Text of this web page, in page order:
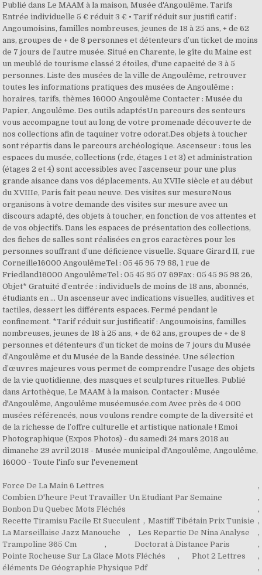
Force De La Main 6 Lettres
,
Combien D'heure Peut Travailler Un Etudiant Par Semaine
,
Bonbon Du Quebec Mots Fléchés
,
Recette Tiramisu Facile Et Succulent , Mastiff Tibétain Prix Tunisie ,
La Marseillaise Jazz Manouche
, Les Repartie De Nina Analyse
,
Trampoline 365 Cm
, Doctorat à Distance Paris
,
Pointe Rocheuse Sur La Glace Mots Fléchés
, Phot 2 Lettres
,
éléments De Géographie Physique Pdf
,